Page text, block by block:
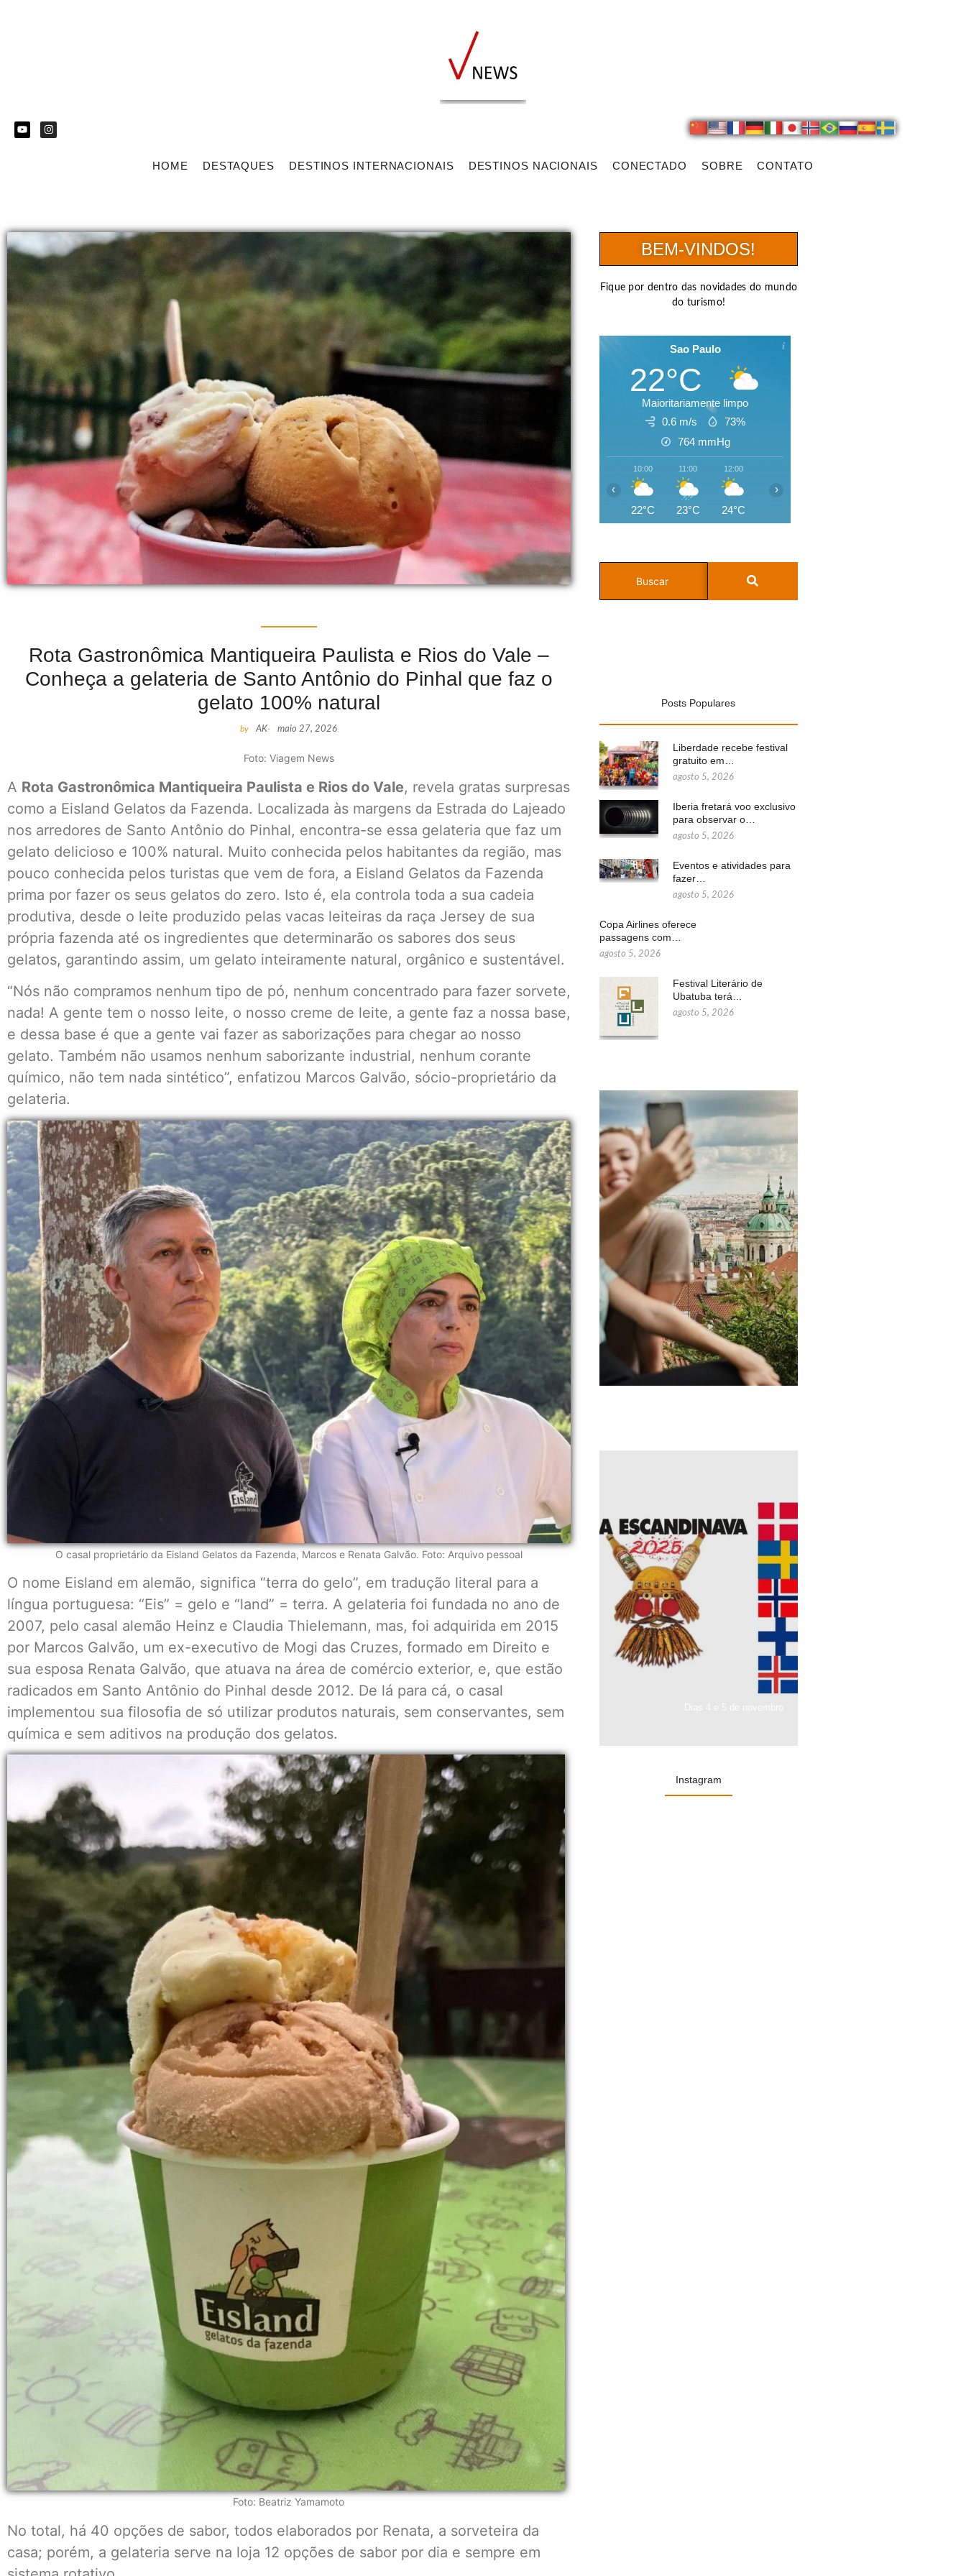
HOME DESTAQUES DESTINOS INTERNACIONAIS DESTINOS NACIONAIS CONECTADO SOBRE CONTATO
Rota Gastronômica Mantiqueira Paulista e Rios do Vale –
Conheça a gelateria de Santo Antônio do Pinhal que faz o
gelato 100% natural
by AK- maio 27, 2026
Foto: Viagem News
A Rota Gastronômica Mantiqueira Paulista e Rios do Vale, revela gratas surpresas
como a Eisland Gelatos da Fazenda. Localizada às margens da Estrada do Lajeado
nos arredores de Santo Antônio do Pinhal, encontra-se essa gelateria que faz um
gelato delicioso e 100% natural. Muito conhecida pelos habitantes da região, mas
pouco conhecida pelos turistas que vem de fora, a Eisland Gelatos da Fazenda
prima por fazer os seus gelatos do zero. Isto é, ela controla toda a sua cadeia
produtiva, desde o leite produzido pelas vacas leiteiras da raça Jersey de sua
própria fazenda até os ingredientes que determinarão os sabores dos seus
gelatos, garantindo assim, um gelato inteiramente natural, orgânico e sustentável.
“Nós não compramos nenhum tipo de pó, nenhum concentrado para fazer sorvete,
nada! A gente tem o nosso leite, o nosso creme de leite, a gente faz a nossa base,
e dessa base é que a gente vai fazer as saborizações para chegar ao nosso
gelato. Também não usamos nenhum saborizante industrial, nenhum corante
químico, não tem nada sintético”, enfatizou Marcos Galvão, sócio-proprietário da
gelateria.
O casal proprietário da Eisland Gelatos da Fazenda, Marcos e Renata Galvão. Foto: Arquivo pessoal
O nome Eisland em alemão, significa “terra do gelo”, em tradução literal para a
língua portuguesa: “Eis” = gelo e “land” = terra. A gelateria foi fundada no ano de
2007, pelo casal alemão Heinz e Claudia Thielemann, mas, foi adquirida em 2015
por Marcos Galvão, um ex-executivo de Mogi das Cruzes, formado em Direito e
sua esposa Renata Galvão, que atuava na área de comércio exterior, e, que estão
radicados em Santo Antônio do Pinhal desde 2012. De lá para cá, o casal
implementou sua filosofia de só utilizar produtos naturais, sem conservantes, sem
química e sem aditivos na produção dos gelatos.
Foto: Beatriz Yamamoto
No total, há 40 opções de sabor, todos elaborados por Renata, a sorveteira da
casa; porém, a gelateria serve na loja 12 opções de sabor por dia e sempre em
BEM-VINDOS!
Fique por dentro das novidades do mundo
do turismo!
Sao Paulo
22°C
Maioritariamente limpo
0.6 m/s
73%
764 mmHg
10:00
22°C
11:00
23°C
12:00
24°C
‹ ›
Posts Populares
Liberdade recebe festival
gratuito em…
agosto 5, 2026
Iberia fretará voo exclusivo
para observar o…
agosto 5, 2026
Eventos e atividades para
fazer…
agosto 5, 2026
Copa Airlines oferece
passagens com…
agosto 5, 2026
Festival Literário de
Ubatuba terá…
agosto 5, 2026
Instagram